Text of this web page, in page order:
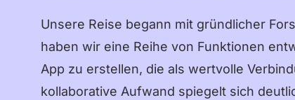
Unsere Reise begann mit gründlicher
haben wir eine Reihe von Funktionen
App zu erstellen, die als wertvolle
kollaborative Aufwand spiegelt sich